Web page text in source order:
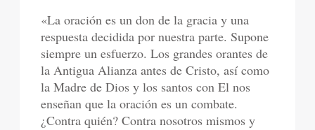
«La oración es un don de la gracia y una
respuesta decidida por nuestra parte. Supone
siempre un esfuerzo. Los grandes orantes de
la Antigua Alianza antes de Cristo, así como
la Madre de Dios y los santos con El nos
enseñan que la oración es un combate.
¿Contra quién? Contra nosotros mismos y